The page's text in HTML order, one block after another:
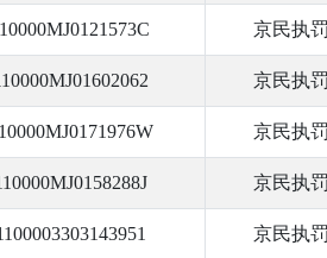
京民执
京民执
京民执
京民执
京民执